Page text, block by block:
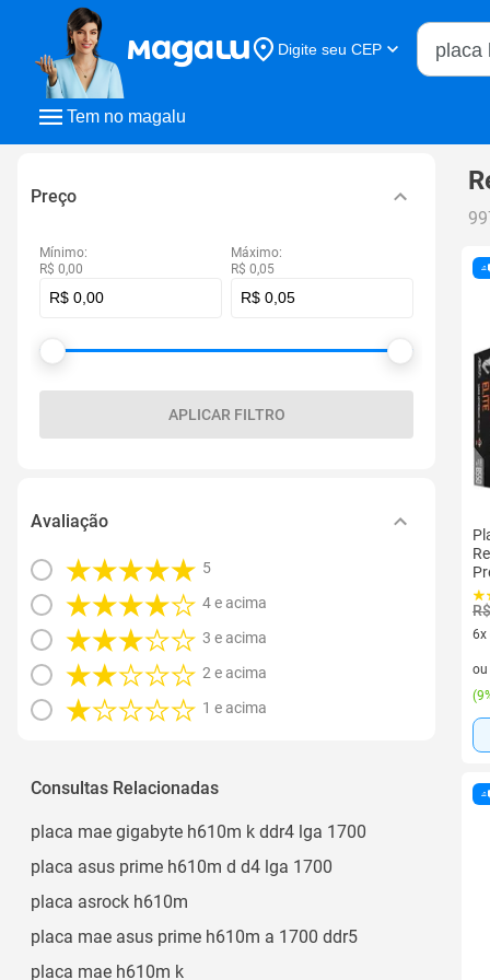
Tem no magalu
Digite seu CEP
Buscar
Preço
Mínimo:
R$ 0,00
Máximo:
R$ 0,05
APLICAR FILTRO
Avaliação
5
4 e acima
3 e acima
2 e acima
1 e acima
Consultas Relacionadas
placa mae gigabyte h610m k ddr4 lga 1700
placa asus prime h610m d d4 lga 1700
placa asrock h610m
placa mae asus prime h610m a 1700 ddr5
placa mae h610m k
6x
6
ou
(